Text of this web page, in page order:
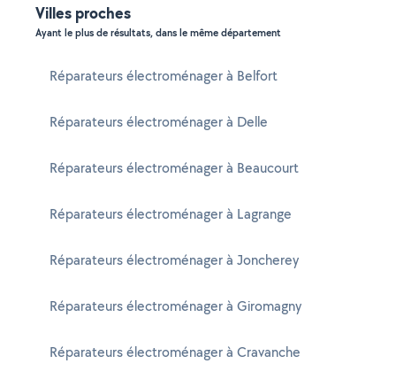
Villes proches
Ayant le plus de résultats, dans le même département
Réparateurs électroménager à Belfort
Réparateurs électroménager à Delle
Réparateurs électroménager à Beaucourt
Réparateurs électroménager à Lagrange
Réparateurs électroménager à Joncherey
Réparateurs électroménager à Giromagny
Réparateurs électroménager à Cravanche